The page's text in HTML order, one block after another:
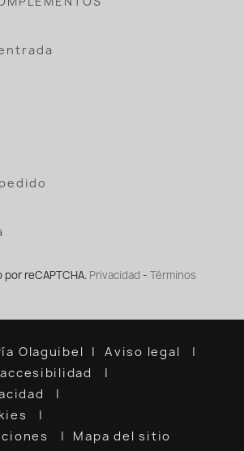
reCAPTCHA. Privacidad - Términos
Olaguibel
Aviso legal
Mapa del sitio